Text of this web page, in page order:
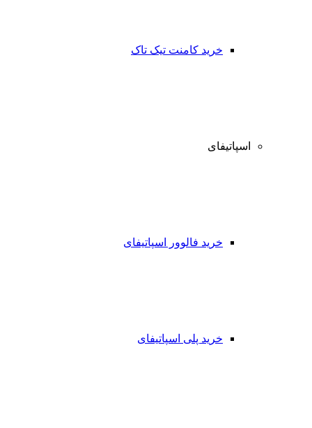
خرید کامنت تیک تاک
اسپاتیفای
خرید فالوور اسپاتیفای
خرید پلی اسپاتیفای